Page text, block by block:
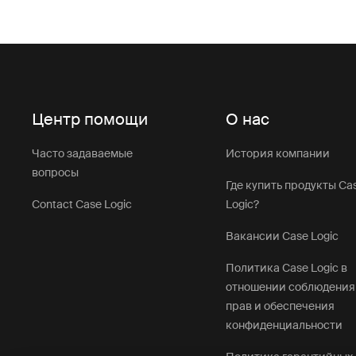
Центр помощи
Часто задаваемые
вопросы
Contact Case Logic
О нас
История компании
Где купить продукты
Logic?
Вакансии Case Logic
Политика Case Logic в
отношении соблюдения
прав и обеспечения
конфиденциальности